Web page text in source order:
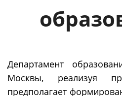
Департамент
Москвы, реализуя
предполагает